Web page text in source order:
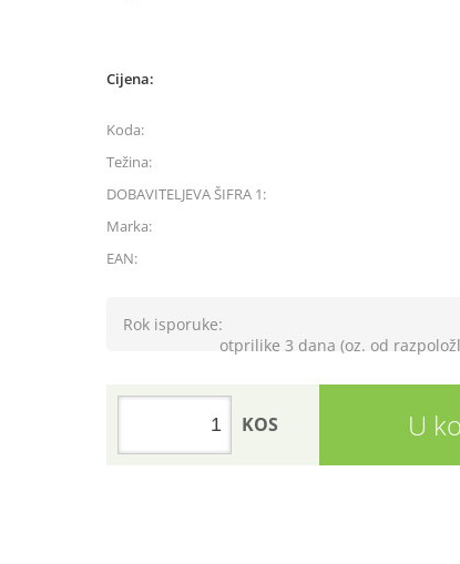
Cijena:
Koda:
Težina:
DOBAVITELJEVA ŠIFRA 1:
Marka:
EAN:
Rok isporuke:
otprilike 3 dana (oz. od
U
KOS